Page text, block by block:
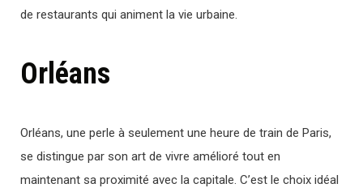
de restaurants qui animent la vie urbaine.
Orléans
Orléans, une perle à seulement une heure de train de Paris,
se distingue par son art de vivre amélioré tout en
maintenant sa proximité avec la capitale. C’est le choix idéal